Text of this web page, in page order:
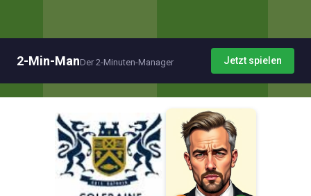
2-Min-ManDer 2-Minuten-Manager Jetzt spielen